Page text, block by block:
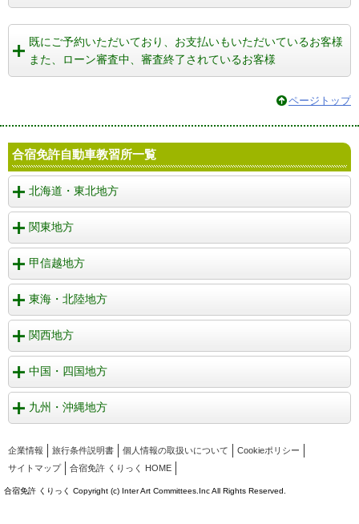
既にご予約いただいており、お支払いもいただいているお客様
また、ローン審査中、審査終了されているお客様
ページトップ
合宿免許自動車教習所一覧
北海道・東北地方
関東地方
甲信越地方
東海・北陸地方
関西地方
中国・四国地方
九州・沖縄地方
企業情報 旅行条件説明書 個人情報の取扱いについて
Cookieポリシー
サイトマップ
合宿免許 くりっく HOME
合宿免許 くりっく Copyright (c) Inter Art Committees.Inc All Rights Reserved.